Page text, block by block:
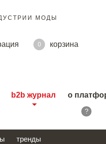
МОДЫ
0
корзина
b2b журнал о
?
тренды